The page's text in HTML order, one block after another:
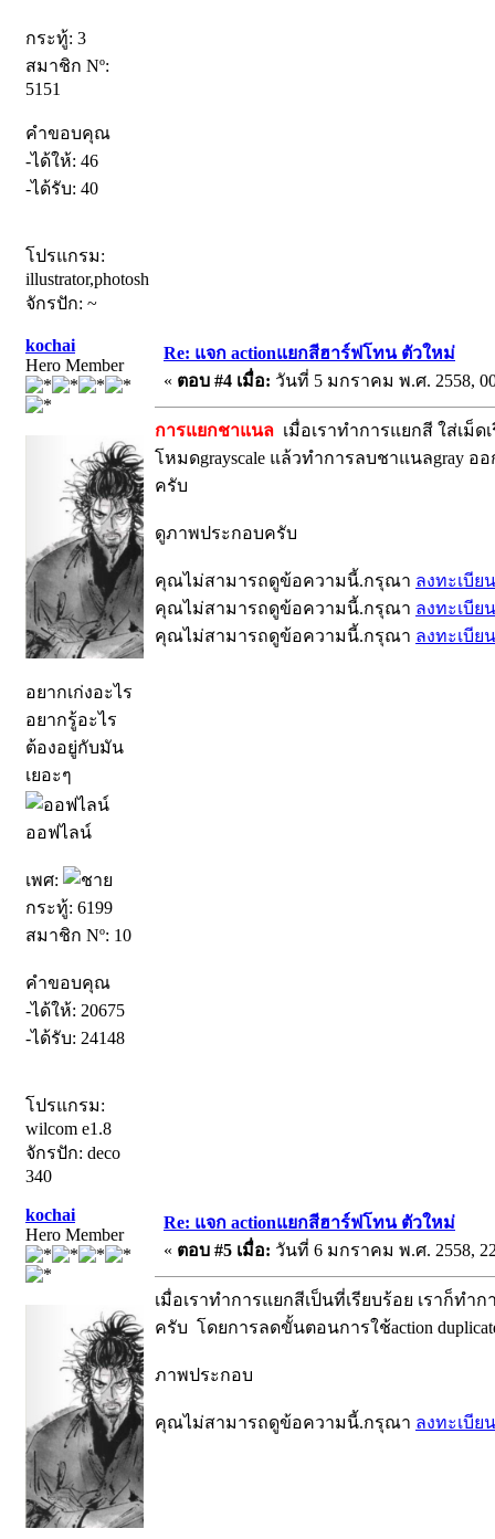
กระทู้: 3
สมาชิก Nº:
5151
คำขอบคุณ
-ได้ให้: 46
-ได้รับ: 40
โปรแกรม:
illustrator,photoshop
จักรปัก: ~
kochai
Hero Member
อยากเก่งอะไร
อยากรู้อะไร
ต้องอยู่กับมัน
เยอะๆ
ออฟไลน์
เพศ:
กระทู้: 6199
สมาชิก Nº: 10
คำขอบคุณ
-ได้ให้: 20675
-ได้รับ: 24148
โปรแกรม:
wilcom e1.8
จักรปัก: deco
340
Re: แจก actionแยกสีฮาร์ฟโทน ตัวใหม่
« ตอบ #4 เมื่อ: วันที่ 5 มกราคม พ.ศ. 2558,
การแยกชาแนล เมื่อเราทำการแยกสี ใส่เม็ด
โหมดgrayscale แล้วทำการลบชาแนลgray
ครับ
ดูภาพประกอบครับ
คุณไม่สามารถดูข้อความนี้.กรุณา ลงทะเบียน
คุณไม่สามารถดูข้อความนี้.กรุณา ลงทะเบียน
คุณไม่สามารถดูข้อความนี้.กรุณา ลงทะเบียน
kochai
Hero Member
Re: แจก actionแยกสีฮาร์ฟโทน ตัวใหม่
« ตอบ #5 เมื่อ: วันที่ 6 มกราคม พ.ศ. 2558,
เมื่อเราทำการแยกสีเป็นที่เรียบร้อย เราก็ท
ครับ โดยการลดขั้นตอนการใช้action
ภาพประกอบ
คุณไม่สามารถดูข้อความนี้.กรุณา ลงทะเบียน